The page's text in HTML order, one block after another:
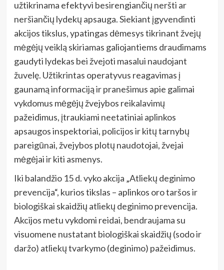
užtikrinama efektyvi besirengiančių neršti ar
neršiančių lydekų apsauga. Siekiant įgyvendinti
akcijos tikslus, ypatingas dėmesys tikrinant žvejų
mėgėjų veiklą skiriamas galiojantiems draudimams
gaudyti lydekas bei žvejoti masalui naudojant
žuvelę. Užtikrintas operatyvus reagavimas į
gaunamą informaciją ir pranešimus apie galimai
vykdomus mėgėjų žvejybos reikalavimų
pažeidimus, įtraukiami neetatiniai aplinkos
apsaugos inspektoriai, policijos ir kitų tarnybų
pareigūnai, žvejybos plotų naudotojai, žvejai
mėgėjai ir kiti asmenys.
Iki balandžio 15 d. vyko akcija „Atliekų deginimo
prevencija“, kurios tikslas – aplinkos oro taršos ir
biologiškai skaidžių atliekų deginimo prevencija.
Akcijos metu vykdomi reidai, bendraujama su
visuomene nustatant biologiškai skaidžių (sodo ir
daržo) atliekų tvarkymo (deginimo) pažeidimus.